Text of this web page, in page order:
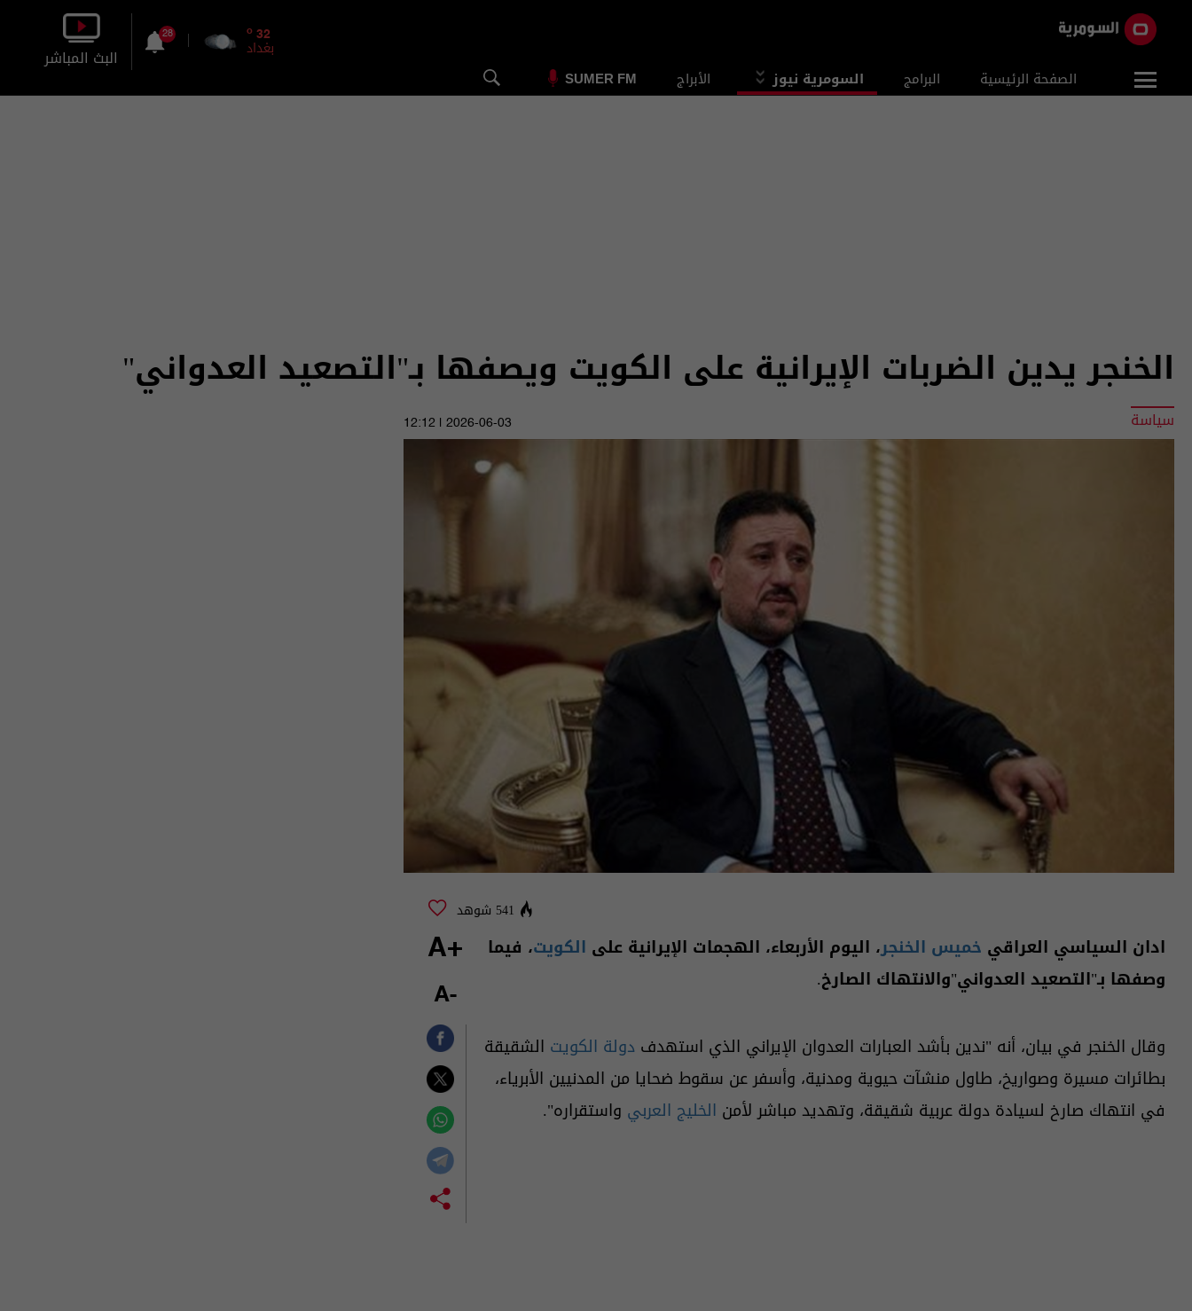
الصفحة الرئيسية البرامج السومرية نيوز الأبراج SUMER FM
32
o
بغداد
28
البث المباشر
الخنجر يدين الضربات الإيرانية على الكويت ويصفها بـ"التصعيد العدواني"
سياسة 2026-06-03 | 12:12
541 شوهد
ادان السياسي العراقي خميس الخنجر، اليوم الأربعاء، الهجمات الإيرانية على الكويت، فيما
وصفها بـ"التصعيد العدواني"والانتهاك الصارخ.
وقال الخنجر في بيان، أنه "ندين بأشد العبارات العدوان الإيراني الذي استهدف دولة الكويت الشقيقة
بطائرات مسيرة وصواريخ، طاول منشآت حيوية ومدنية، وأسفر عن سقوط ضحايا من المدنيين الأبرياء،
في انتهاك صارخ لسيادة دولة عربية شقيقة، وتهديد مباشر لأمن الخليج العربي واستقراره".
+A
-A